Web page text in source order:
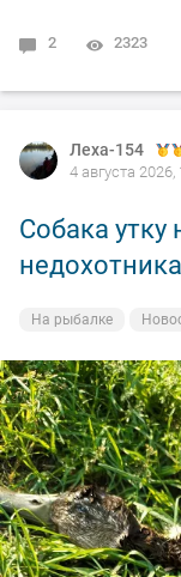
2 2323
Леха-154
4 августа 2026,
Собака
На рыбалке